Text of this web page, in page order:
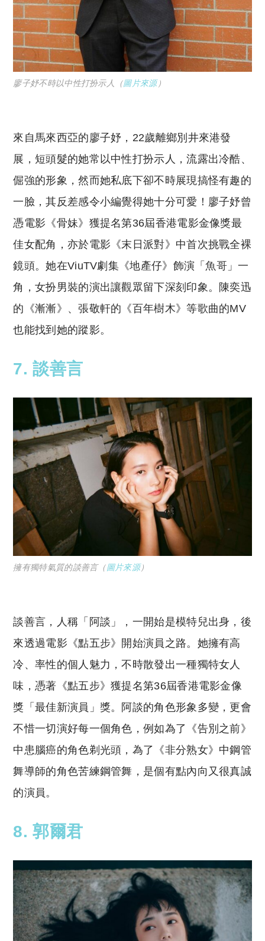
廖子妤不時以中性打扮示人（圖片來源）
來自馬來西亞的廖子妤，22歲離鄉別井來港發
展，短頭髮的她常以中性打扮示人，流露出冷酷、
倔強的形象，然而她私底下卻不時展現搞怪有趣的
一臉，其反差感令小編覺得她十分可愛！廖子妤曾
憑電影《骨妹》獲提名第36屆香港電影金像獎最
佳女配角，亦於電影《末日派對》中首次挑戰全裸
鏡頭。她在ViuTV劇集《地產仔》飾演「魚哥」一
角，女扮男裝的演出讓觀眾留下深刻印象。陳奕迅
的《漸漸》、張敬軒的《百年樹木》等歌曲的MV
也能找到她的蹤影。
7. 談善言
擁有獨特氣質的談善言（圖片來源）
談善言，人稱「阿談」，一開始是模特兒出身，後
來透過電影《點五步》開始演員之路。她擁有高
冷、率性的個人魅力，不時散發出一種獨特女人
味，憑著《點五步》獲提名第36屆香港電影金像
獎「最佳新演員」獎。阿談的角色形象多變，更會
不惜一切演好每一個角色，例如為了《告別之前》
中患腦癌的角色剃光頭，為了《非分熟女》中鋼管
舞導師的角色苦練鋼管舞，是個有點內向又很真誠
的演員。
8. 郭爾君